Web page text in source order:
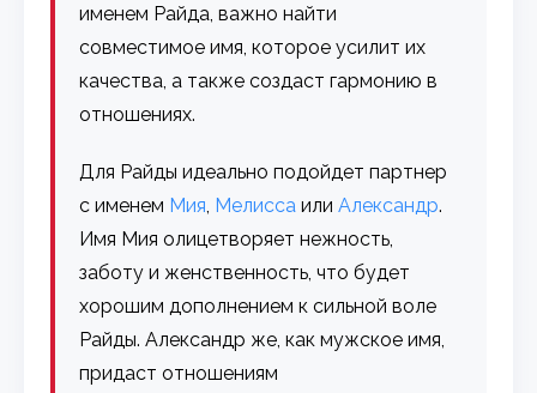
именем Райда, важно найти
совместимое имя, которое усилит их
качества, а также создаст гармонию в
отношениях.
Для Райды идеально подойдет партнер
с именем Мия, Мелисса илиАлександр.
Имя Мия олицетворяет нежность,
заботу и женственность, что будет
хорошим дополнением к сильной воле
Райды. Александр же, как мужское имя,
придаст отношениям